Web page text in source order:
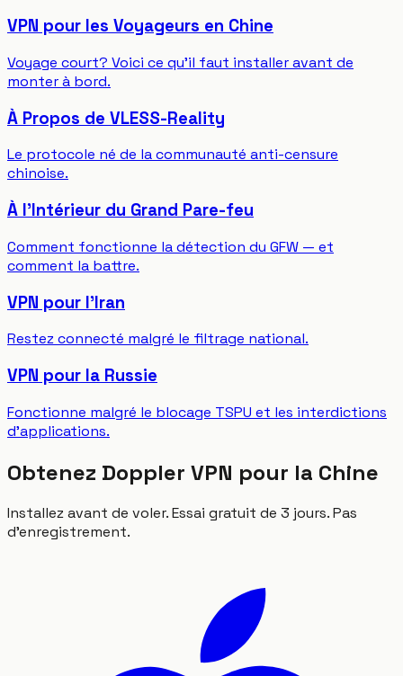
VPN pour les Voyageurs en Chine
Voyage court? Voici ce qu'il faut installer avant de
monter à bord.
À Propos de VLESS-Reality
Le protocole né de la communauté anti-censure
chinoise.
À l'Intérieur du Grand Pare-feu
Comment fonctionne la détection du GFW — et
comment la battre.
VPN pour l'Iran
Restez connecté malgré le filtrage national.
VPN pour la Russie
Fonctionne malgré le blocage TSPU et les interdictions
d'applications.
Obtenez Doppler VPN pour la Chine
Installez avant de voler. Essai gratuit de 3 jours. Pas
d'enregistrement.